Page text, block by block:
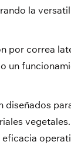
la
por correa
un
diseñados